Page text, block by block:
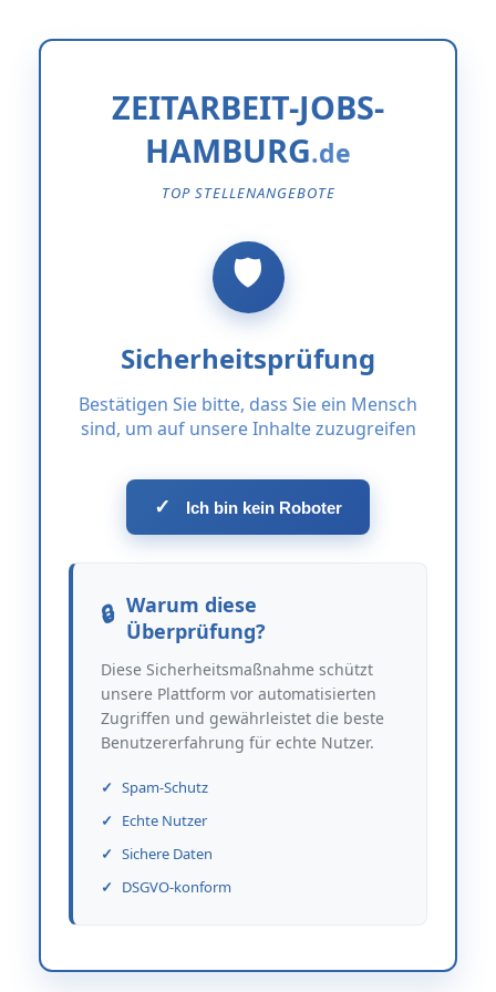
ZEITARBEIT-JOBS-
HAMBURG
TOP STELLENANGEBOTE
Sicherheitsprüfung
Bestätigen Sie bitte, dass Sie ein Mensch
sind, um auf unsere Inhalte zuzugreifen
✓ Ich bin kein Roboter
Warum diese
Überprüfung?
Diese Sicherheitsmaßnahme schützt
unsere Plattform vor automatisierten
Zugriffen und gewährleistet die beste
Benutzererfahrung für echte Nutzer.
Spam-Schutz
Echte Nutzer
Sichere Daten
DSGVO-konform